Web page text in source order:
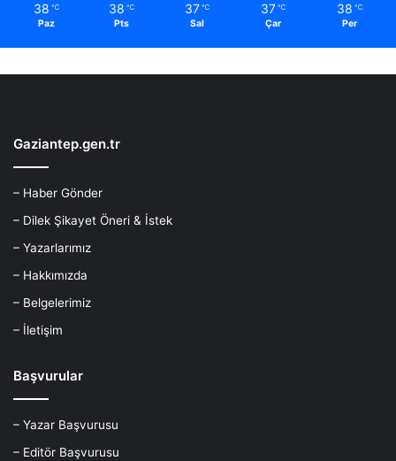
38 ℃
Paz
38 ℃
Pts
37 ℃
Sal
37 ℃
Çar
38 ℃
Per
Gaziantep.gen.tr
– Haber Gönder
– Dilek Şikayet Öneri & İstek
– Yazarlarımız
– Hakkımızda
– Belgelerimiz
– İletişim
Başvurular
– Yazar Başvurusu
– Editör Başvurusu